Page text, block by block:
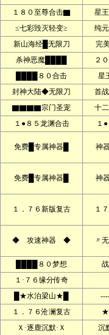
１８０至尊合击▇
星
≤七彩毁灭轻变≥
纯
新山海经█无限刀
完
杀神恶魔████
２
████８０合击
星
封神大陆◆无限刀
首
▇▇▇▇宗门圣宠
十
１●８５龙渊合击
１
免费█专属神器█ 神
免费█专属神器█ 神
１．７６新版复古 １
◆ 攻速神器 ◆ 〃
████８０梦想
１·７６缘分传奇
█★水泊梁山★█
１．７６沧澜复古
★
Ｘ·逐鹿沉默·Ｘ
沉